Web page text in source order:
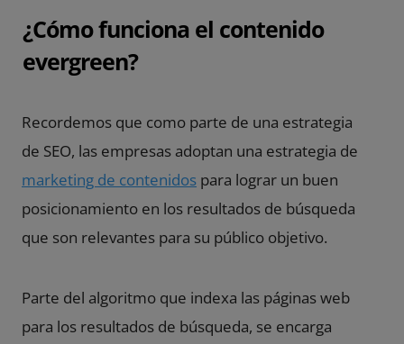
¿Cómo funciona el contenido
evergreen?
Recordemos que como parte de una estrategia
de SEO, las empresas adoptan una estrategia de
marketing de contenidos para lograr un buen
posicionamiento en los resultados de búsqueda
que son relevantes para su público objetivo.
Parte del algoritmo que indexa las páginas web
para los resultados de búsqueda, se encarga